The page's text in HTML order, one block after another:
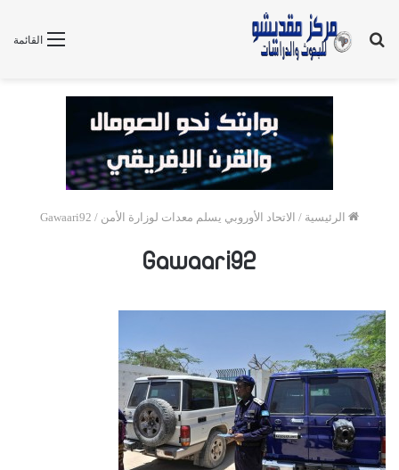
القائمة
بحث
الرئيسية / الاتحاد الأوروبي يسلم معدات لوزارة الأمن /
Gawaari92
Gawaari92